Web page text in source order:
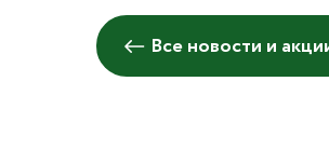
Все новости и